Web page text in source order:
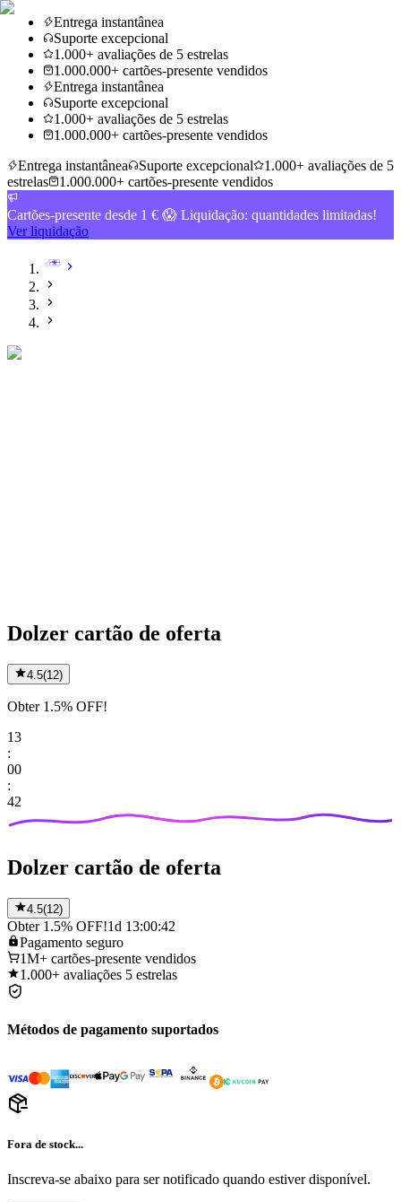
Entrega instantânea
Suporte excepcional
1.000+ avaliações de 5 estrelas
1.000.000+ cartões-presente vendidos
Entrega instantânea
Suporte excepcional
1.000+ avaliações de 5 estrelas
1.000.000+ cartões-presente vendidos
Entrega instantânea
Suporte excepcional
1.000+ avaliações de 5
estrelas
1.000.000+ cartões-presente vendidos
Cartões-presente desde 1 € 😱 Liquidação: quantidades limitadas!
Ver liquidação
Dolzer cartão de oferta
4.5(12)
Obter 1.5% OFF!
13
:
00
:
42
Dolzer cartão de oferta
4.5(12)
Obter 1.5% OFF!1d 13:00:42
Pagamento seguro
1M+ cartões-presente vendidos
1.000+ avaliações 5 estrelas
Métodos de pagamento suportados
Fora de stock...
Inscreva-se abaixo para ser notificado quando estiver disponível.